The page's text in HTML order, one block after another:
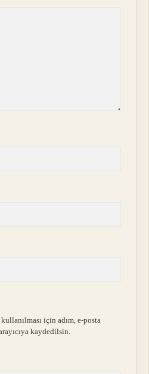
için adım, e-posta
kaydedilsin.